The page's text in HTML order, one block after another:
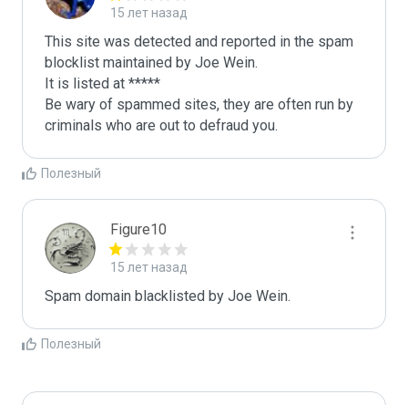
15 лет назад
This site was detected and reported in the spam
blocklist maintained by Joe Wein.
It is listed at *****
Be wary of spammed sites, they are often run by
criminals who are out to defraud you.
Полезный
Figure10
15 лет назад
Spam domain blacklisted by Joe Wein.
Полезный